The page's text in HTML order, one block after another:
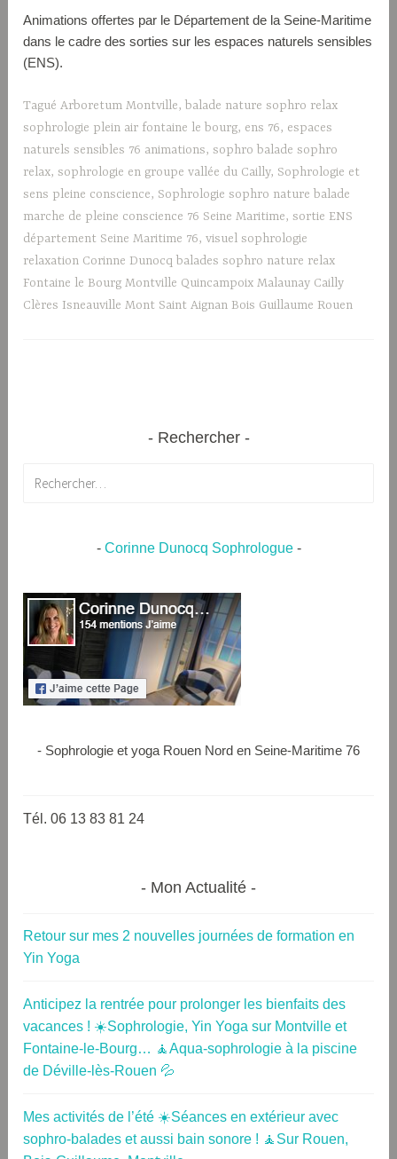
Animations offertes par le Département de la Seine-Maritime
dans le cadre des sorties sur les espaces naturels sensibles
(ENS).
TaguéArboretum Montville, balade nature sophro relax
sophrologie plein air fontaine le bourg, ens 76, espaces
naturels sensibles 76 animations,sophro balade sophro
relax,sophrologie en groupe vallée du Cailly, Sophrologie et
sens pleine conscience, Sophrologie sophro nature balade
marche de pleine conscience 76 Seine Maritime,sortie ENS
département Seine Maritime 76,visuel sophrologie
relaxation Corinne Dunocq balades sophro nature relax
Fontaine le Bourg Montville Quincampoix Malaunay Cailly
Clères Isneauville Mont Saint Aignan Bois Guillaume Rouen
Rechercher
- Corinne Dunocq Sophrologue-
- Sophrologie et yoga Rouen Nord en Seine-Maritime 76
Tél. 06 13 83 81 24
Mon Actualité
Retour sur mes 2 nouvelles journées de formation en
Yin Yoga
Anticipez la rentrée pour prolonger les bienfaits des
vacances ! ☀️Sophrologie, Yin Yoga sur Montville et
Fontaine-le-Bourg… 🧘Aqua-sophrologie à la piscine
de Déville-lès-Rouen 💦
Mes activités de l’été ☀️Séances en extérieur avec
sophro-balades et aussi bain sonore ! 🧘Sur Rouen,